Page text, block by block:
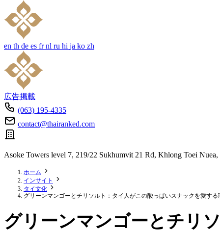
en th de es fr nl ru hi ja ko zh
広告掲載
(063) 195-4335
contact@thairanked.com
Asoke Towers level 7, 219/22 Sukhumvit 21 Rd, Khlong Toei
ホーム
インサイト
タイ文化
グリーンマンゴーとチリソルト：タイ人がこの酸っぱいスナックを愛す
グリーンマンゴーとチリ